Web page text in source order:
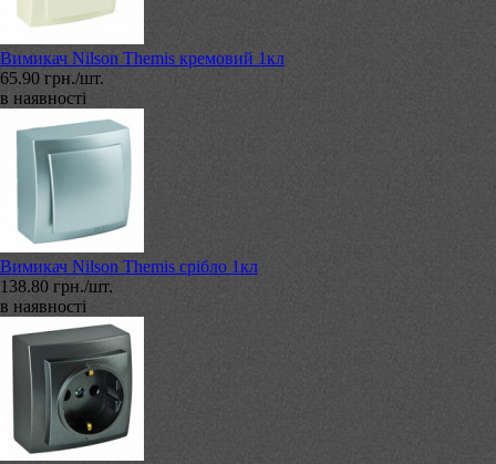
Вимикач Nilson Themis кремовий 1кл
65.90 грн./шт.
в наявності
Вимикач Nilson Themis срібло 1кл
138.80 грн./шт.
в наявності